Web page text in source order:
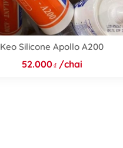
Keo Silicone Apollo A200
52.000 /chai